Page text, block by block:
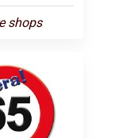
shops